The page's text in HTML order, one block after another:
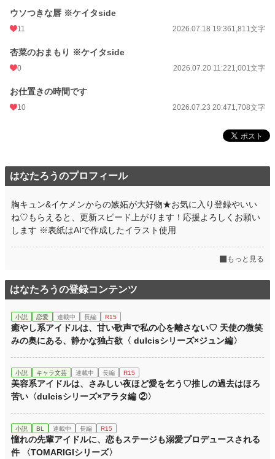
ウソつきな唇 ※ケイタside
11 2026.07.18 19:361,811文字
杏菜のおまもり ※ケイタside
0 2026.07.20 11:221,001文字
お仕置きの時間です
10 2026.07.23 20:471,708文字
はなたろうのプロフィール
胸キュン&イケメンからの嫉妬が大好物★お気に入り登録やいい
ね♡もらえると、更新スピード上がります！応援よろしくお願い
します ※表紙はAIで作成したイラスト使用
もっと見る
はなたろうの登録コンテンツ
小説 恋愛 連載中 長編 R15
癒やし系アイドルは、甘い歌声で私の心を離さない♡ 天使の微笑
みの奥にある、静かな独占欲〈 dulcisシリーズ×ジュン編〉
小説 キャラ文芸 連載中 長編 R15
美容系アイドルは、さみしい夜ほど愛を乞う♡推しの過去はほろ
苦い〈dulcisシリーズ×アラタ編 ②〉
小説 BL 連載中 長編 R15
憧れの先輩アイドルに、恋もステージも溺愛プロデュースされる
件 〈TOMARIGIシリーズ〉